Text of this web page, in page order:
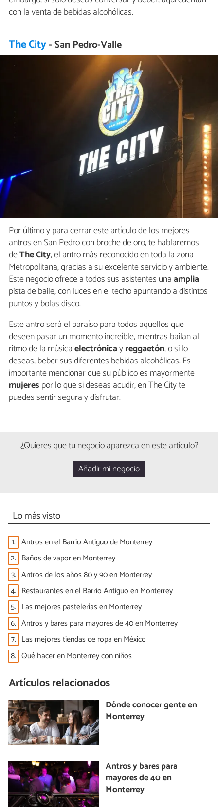
con la venta de bebidas alcohólicas.
The City- San Pedro-Valle
Por último y para cerrar este artículo de los mejores
antros en San Pedro con broche de oro, te hablaremos
deThe City, el antro más reconocido en toda la zona
Metropolitana, gracias a su excelente servicio y ambiente.
Este negocio ofrece a todos sus asistentes unaamplia
pista de baile, con luces en el techo apuntando a distintos
puntos y bolas disco.
Este antro será el paraíso para todos aquellos que
deseen pasar un momento increíble, mientras bailan al
ritmo de la músicaelectrónicayreggaetón, o si lo
deseas, beber sus diferentes bebidas alcohólicas. Es
importante mencionar que su público es mayormente
mujeres por lo que si deseas acudir, en The City te
puedes sentir segura y disfrutar.
¿Quieres que tu negocio aparezca en este artículo?
Añadir mi negocio
Lo más visto
1. Antros en el Barrio Antiguo de Monterrey
2. Baños de vapor en Monterrey
3. Antros de los años 80 y 90 en Monterrey
4. Restaurantes en el Barrio Antiguo en Monterrey
5. Las mejores pastelerías en Monterrey
6. Antros y bares para mayores de 40 en Monterrey
7. Las mejores tiendas de ropa en México
8. Qué hacer en Monterrey con niños
Artículos relacionados
Dónde conocer gente en
Monterrey
Antros y bares para
mayores de 40 en
Monterrey